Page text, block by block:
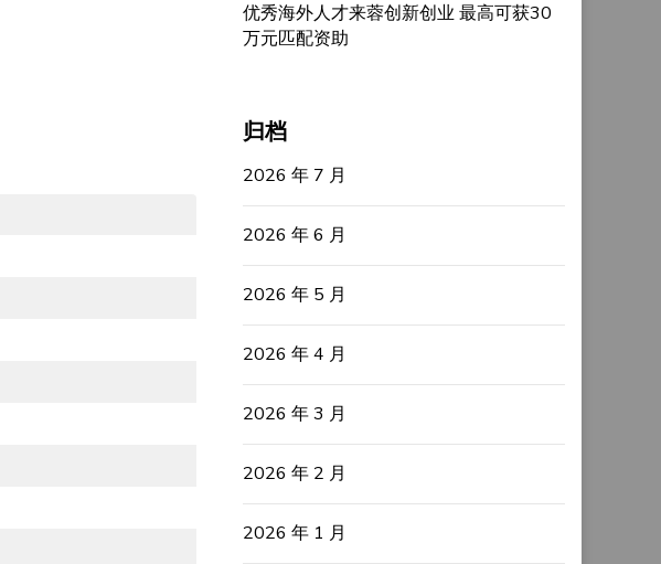
优秀海外人才来蓉创新创业 最高可获30
万元匹配资助
归档
2026 年 7 月
2026 年 6 月
2026 年 5 月
2026 年 4 月
2026 年 3 月
2026 年 2 月
2026 年 1 月